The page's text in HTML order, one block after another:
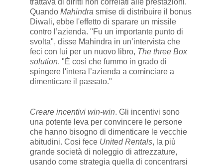
trattava di diritti non correlati alle prestazioni.
Quando Mahindra smise di distribuire il bonus
Diwali, ebbe l'effetto di sparare un missile
contro l’azienda. "Fu un importante punto di
svolta", disse Mahindra in un’intervista che
feci con lui per un nuovo libro, The three Box
solution. "È così che fummo in grado di
spingere l'intera l’azienda a cominciare a
dimenticare il passato."
Creare incentivi win-win. Gli incentivi sono
una potente leva per convincere le persone
che hanno bisogno di dimenticare le vecchie
abitudini. Cosi fece United Rentals, la più
grande società di noleggio di attrezzature,
usando come strategia quella di concentrarsi